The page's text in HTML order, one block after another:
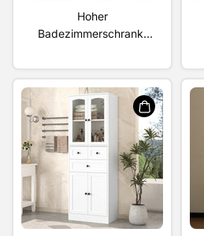
Hoher
Badezimmerschrank,
Schublade und
verstellbarem
Einlegeboden, MDF-
Platte mit lackierter
Oberfläche, Grau